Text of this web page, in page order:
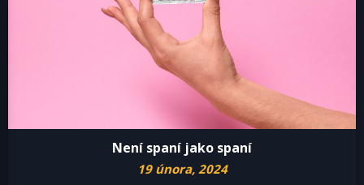
Není spaní jako spaní
19 února, 2024